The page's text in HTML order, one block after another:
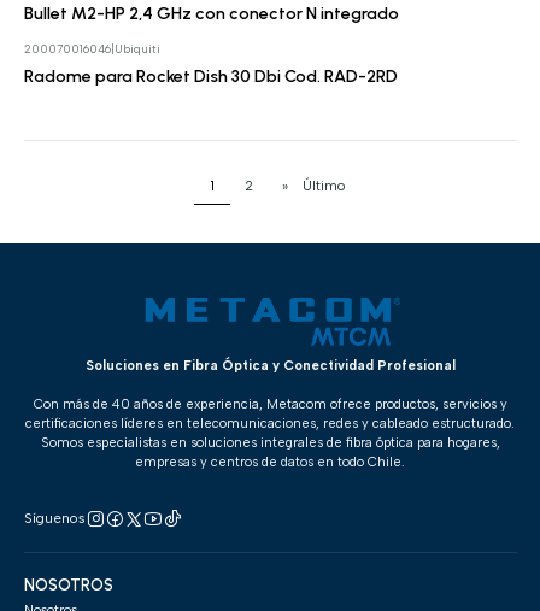
Bullet M2-HP 2,4 GHz con conector N integrado
200070016046| Ubiquiti
Radome para Rocket Dish 30 Dbi Cod. RAD-2RD
1 2 » Último
Soluciones en Fibra Óptica y Conectividad Profesional
Con más de 40 años de experiencia, Metacom ofrece productos, servicios y
certificaciones líderes en telecomunicaciones, redes y cableado estructurado.
Somos especialistas en soluciones integrales de fibra óptica para hogares,
empresas y centros de datos en todo Chile.
Síguenos
NOSOTROS